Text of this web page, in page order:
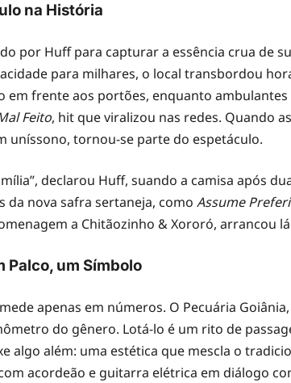
na História
por Huff para capturar a essência crua de
para milhares, o local transbordou
em frente aos portões, enquanto
Feito, hit que viralizou nas redes. Quando
uníssono, tornou-se parte do espetáculo.
declarou Huff, suando a camisa após
nova safra sertaneja, como Assume
a Chitãozinho & Xororó, arrancou
Palco, um Símbolo
apenas em números. O Pecuária
do gênero. Lotá-lo é um rito de
algo além: uma estética que mescla o
acordeão e guitarra elétrica em diálogo